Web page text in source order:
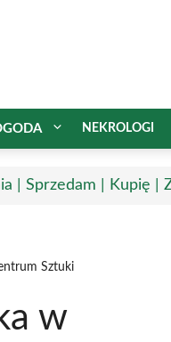
NEKROLOGI
| Sprzedam | Kupię |
Sztuki
w